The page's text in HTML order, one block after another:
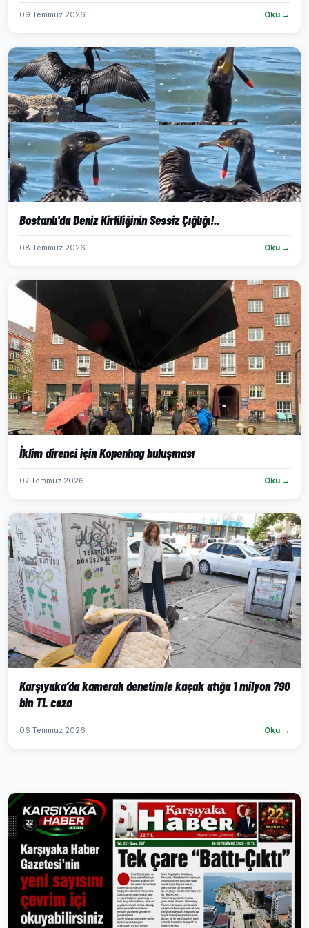
09 Temmuz 2026 Oku →
Bostanlı'da Deniz Kirliliğinin Sessiz Çığlığı!..
08 Temmuz 2026 Oku →
İklim direnci için Kopenhag buluşması
07 Temmuz 2026 Oku →
Karşıyaka’da kameralı denetimle kaçak atığa 1 milyon 790
bin TL ceza
06 Temmuz 2026 Oku →